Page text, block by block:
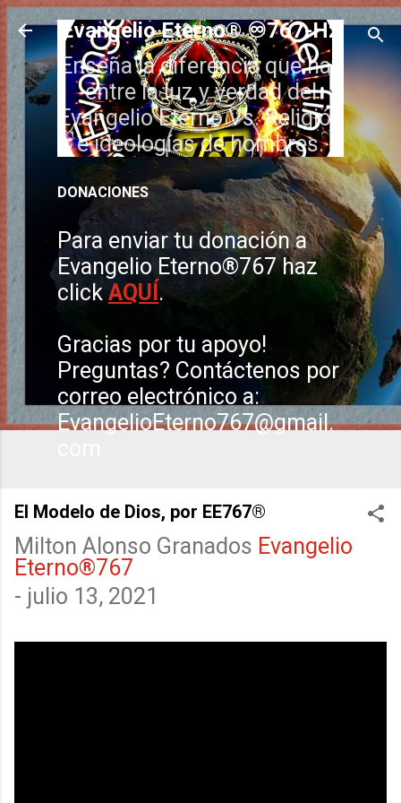
Ir al contenido principal
Evangelio Eterno® ♾️767-Hz
Enseña la diferencia que hay
entre la luz y verdad del
Evangelio Eterno Vs. Religión
e ideologías de hombres.
DONACIONES
Para enviar tu donación a
Evangelio Eterno®767 haz
clickAQUÍ .
Gracias por tu apoyo!
Preguntas? Contáctenos por
correo electrónico a:
EvangelioEterno767@gmail.
El Modelo de Dios, por EE767®
Milton Alonso Granados Evangelio
Eterno®767
- julio 13, 2021